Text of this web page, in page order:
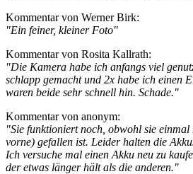
Kommentar von Werner Birk:
"Ein feiner, kleiner Foto"
Kommentar von Rosita Kallrath:
"Die Kamera habe ich anfangs viel
schlapp gemacht und 2x habe ich einen
waren beide sehr schnell hin. Schade."
Kommentar von anonym:
"Sie funktioniert noch, obwohl sie einmal
vorne) gefallen ist. Leider halten die
Ich versuche mal einen Akku neu zu
der etwas länger hält als die anderen."